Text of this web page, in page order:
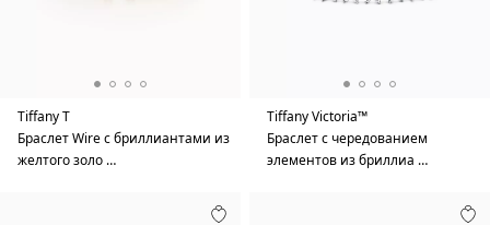
Tiffany T
Браслет Wire с бриллиантами из
желтого золо …
Tiffany Victoria™
Браслет с чередованием
элементов из бриллиа …